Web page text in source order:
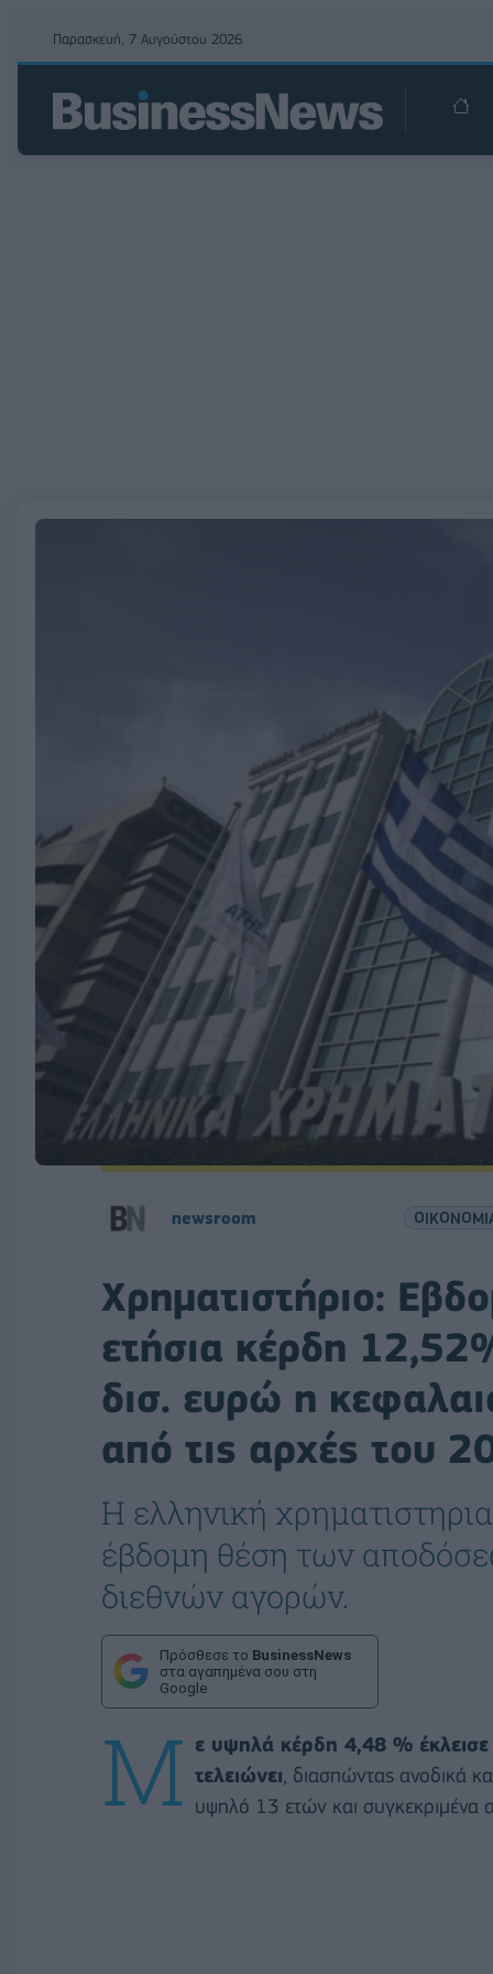
Παρασκευή, 7 Αυγούστου 2026
newsroom
Χρηματιστήριο:
ετήσια κέρδη
δισ. ευρώ η
από τις αρχές του
Η ελληνική
έβδομη θέση των
διεθνών αγορών.
Πρόσθεσε το BusinessNews
στα αγαπημένα σου στη
Google
Μ ε υψηλά κέρδη 4,48 %
τελειώνει , διασπώντας ανοδικά
υψηλό 13 ετών και συγκεκριμένα